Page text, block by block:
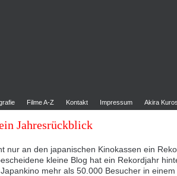
Filme A-Z Kontakt Impressum Akira
Jahresrückblick
nur an den japanischen Kinokassen ein
kleine Blog hat ein Rekordjahr
mehr als 50.000 Besucher in